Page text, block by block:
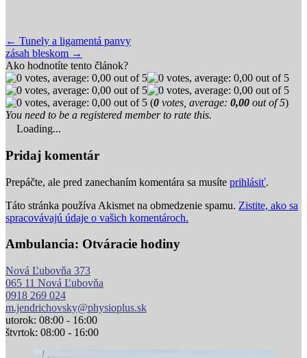
Post
navigation
← Tunely a ligamentá panvy
zásah bleskom →
Ako hodnotíte tento článok?
(0 votes, average: 0,00 out of 5)
You need to be a registered member to rate this.
Loading...
Pridaj komentár
Prepáčte, ale pred zanechaním komentára sa musíte prihlásiť.
Táto stránka používa Akismet na obmedzenie spamu. Zistite, ako sa
spracovávajú údaje o vašich komentároch.
Ambulancia: Otváracie hodiny
Nová Ľubovňa 373
065 11 Nová Ľubovňa
0918 269 024
m.jendrichovsky@physioplus.sk
utorok: 08:00 - 16:00
štvrtok: 08:00 - 16:00